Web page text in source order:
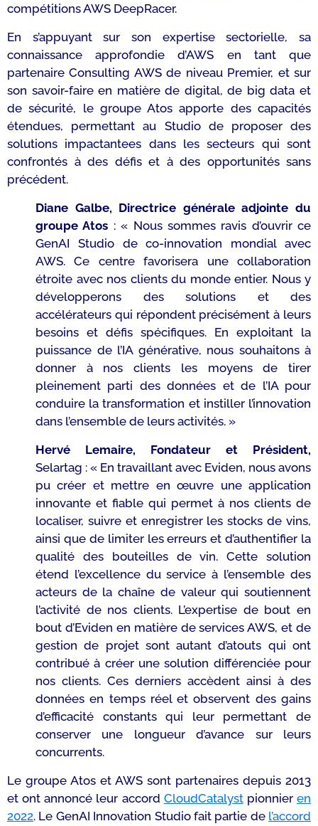
compétitions AWS DeepRacer.
En s’appuyant sur son expertise sectorielle, sa
connaissance approfondie d’AWS en tant que
partenaire Consulting AWS de niveau Premier, et sur
son savoir-faire en matière de digital, de big data et
de sécurité, le groupe Atos apporte des capacités
étendues, permettant au Studio de proposer des
solutions impactantees dans les secteurs qui sont
confrontés à des défis et à des opportunités sans
précédent.
Diane Galbe, Directrice générale adjointe du
groupe Atos : « Nous sommes ravis d’ouvrir ce
GenAI Studio de co-innovation mondial avec
AWS. Ce centre favorisera une collaboration
étroite avec nos clients du monde entier. Nous y
développerons des solutions et des
accélérateurs qui répondent précisément à leurs
besoins et défis spécifiques. En exploitant la
puissance de l’IA générative, nous souhaitons à
donner à nos clients les moyens de tirer
pleinement parti des données et de l’IA pour
conduire la transformation et instiller l’innovation
dans l’ensemble de leurs activités. »
Hervé Lemaire, Fondateur et Président,
Selartag : « En travaillant avec Eviden, nous avons
pu créer et mettre en œuvre une application
innovante et fiable qui permet à nos clients de
localiser, suivre et enregistrer les stocks de vins,
ainsi que de limiter les erreurs et d’authentifier la
qualité des bouteilles de vin. Cette solution
étend l’excellence du service à l’ensemble des
acteurs de la chaîne de valeur qui soutiennent
l’activité de nos clients. L’expertise de bout en
bout d’Eviden en matière de services AWS, et de
gestion de projet sont autant d’atouts qui ont
contribué à créer une solution différenciée pour
nos clients. Ces derniers accèdent ainsi à des
données en temps réel et observent des gains
d’efficacité constants qui leur permettant de
conserver une longueur d’avance sur leurs
concurrents.
Le groupe Atos et AWS sont partenaires depuis 2013
et ont annoncé leur accord CloudCatalystpionnieren
2022. Le GenAI Innovation Studio fait partie de l’accord